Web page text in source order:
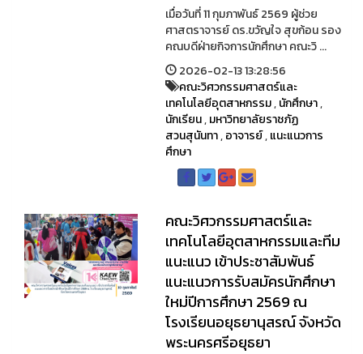
เมื่อวันที่ 11 กุมภาพันธ์ 2569 ผู้ช่วย
ศาสตราจารย์ ดร.ขวัญใจ สุขก้อน รอง
คณบดีฝ่ายกิจการนักศึกษา คณะวิ ...
2026-02-13 13:28:56
คณะวิศวกรรมศาสตร์และ
เทคโนโลยีอุตสาหกรรม,นักศึกษา,
นักเรียน,มหาวิทยาลัยราชภัฏ
สวนสุนันทา,อาจารย์,แนะแนวการ
ศึกษา
คณะวิศวกรรมศาสตร์และ
เทคโนโลยีอุตสาหกรรมและทีม
แนะแนว เข้าประชาสัมพันธ์
แนะแนวการรับสมัครนักศึกษา
ใหม่ปีการศึกษา 2569 ณ
โรงเรียนอยุธยานุสรณ์ จังหวัด
พระนครศรีอยุธยา